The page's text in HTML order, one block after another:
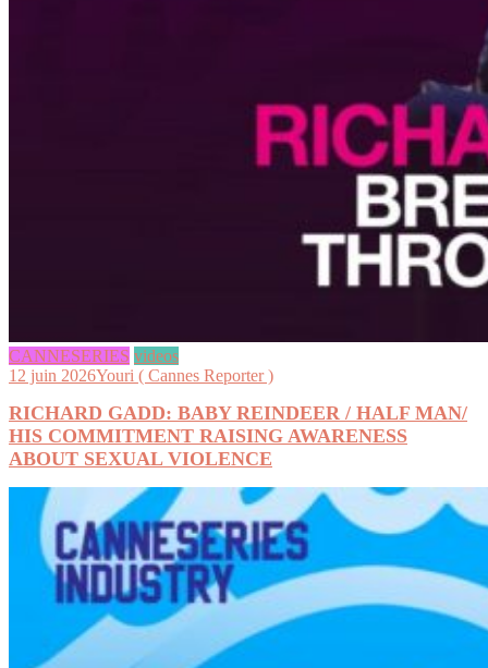
CANNESERIES videos
12 juin 2026Youri ( Cannes Reporter )
RICHARD GADD: BABY REINDEER / HALF MAN/
HIS COMMITMENT RAISING AWARENESS
ABOUT SEXUAL VIOLENCE